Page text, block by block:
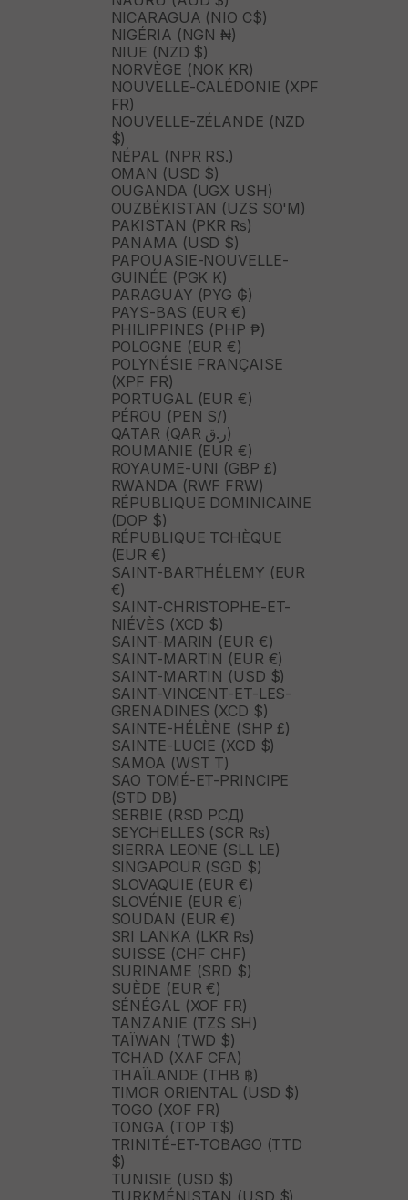
NICARAGUA (NIO C$)
NIGÉRIA (NGN ₦)
NIUE (NZD $)
NORVÈGE (NOK KR)
NOUVELLE-CALÉDONIE (XPF
FR)
NOUVELLE-ZÉLANDE (NZD
$)
NÉPAL (NPR RS.)
OMAN (USD $)
OUGANDA (UGX USH)
OUZBÉKISTAN (UZS SO'M)
PAKISTAN (PKR ₨)
PANAMA (USD $)
PAPOUASIE-NOUVELLE-
GUINÉE (PGK K)
PARAGUAY (PYG ₲)
PAYS-BAS (EUR €)
PHILIPPINES (PHP ₱)
POLOGNE (EUR €)
POLYNÉSIE FRANÇAISE
(XPF FR)
PORTUGAL (EUR €)
PÉROU (PEN S/)
QATAR (QAR ر.ق)
ROUMANIE (EUR €)
ROYAUME-UNI (GBP £)
RWANDA (RWF FRW)
RÉPUBLIQUE DOMINICAINE
(DOP $)
RÉPUBLIQUE TCHÈQUE
(EUR €)
SAINT-BARTHÉLEMY (EUR
€)
SAINT-CHRISTOPHE-ET-
NIÉVÈS (XCD $)
SAINT-MARIN (EUR €)
SAINT-MARTIN (EUR €)
SAINT-MARTIN (USD $)
SAINT-VINCENT-ET-LES-
GRENADINES (XCD $)
SAINTE-HÉLÈNE (SHP £)
SAINTE-LUCIE (XCD $)
SAMOA (WST T)
SAO TOMÉ-ET-PRINCIPE
(STD DB)
SERBIE (RSD РСД)
SEYCHELLES (SCR ₨)
SIERRA LEONE (SLL LE)
SINGAPOUR (SGD $)
SLOVAQUIE (EUR €)
SLOVÉNIE (EUR €)
SOUDAN (EUR €)
SRI LANKA (LKR ₨)
SUISSE (CHF CHF)
SURINAME (SRD $)
SUÈDE (EUR €)
SÉNÉGAL (XOF FR)
TANZANIE (TZS SH)
TAÏWAN (TWD $)
TCHAD (XAF CFA)
THAÏLANDE (THB ฿)
TIMOR ORIENTAL (USD $)
TOGO (XOF FR)
TONGA (TOP T$)
TRINITÉ-ET-TOBAGO (TTD
$)
TUNISIE (USD $)